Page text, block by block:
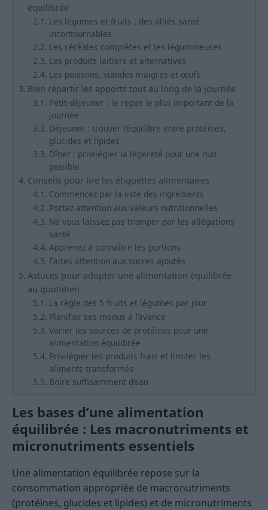
équilibrée
Les légumes et fruits : des alliés santé
incontournables
Les céréales complètes et les légumineuses
Les produits laitiers et alternatives
Les poissons, viandes maigres et œufs
Bien répartir les apports tout au long de la journée
Petit-déjeuner : le repas le plus important de la
journée
Déjeuner : trouver l’équilibre entre protéines,
glucides et lipides
Dîner : privilégier la légèreté pour une nuit
paisible
Conseils pour lire les étiquettes alimentaires
Commencez par la liste des ingrédients
Portez attention aux valeurs nutritionnelles
Ne vous laissez pas tromper par les allégations
santé
Apprenez à connaître les portions
Faites attention aux sucres ajoutés
Astuces pour adopter une alimentation équilibrée
au quotidien
La règle des 5 fruits et légumes par jour
Planifier ses menus à l’avance
Varier les sources de protéines pour une
alimentation équilibrée
Privilégier les produits frais et limiter les
aliments transformés
Boire suffisamment d’eau
Les bases d’une alimentation
équilibrée : Les macronutriments et
micronutriments essentiels
Une alimentation équilibrée repose sur la
consommation appropriée de macronutriments
(protéines, glucides et lipides) et de micronutriments